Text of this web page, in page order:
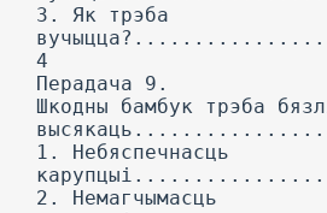
3. Як трэба
4
Перадача 9.
Шкодны бамбук трэба
1. Небяспечнасць
2. Немагчымасць